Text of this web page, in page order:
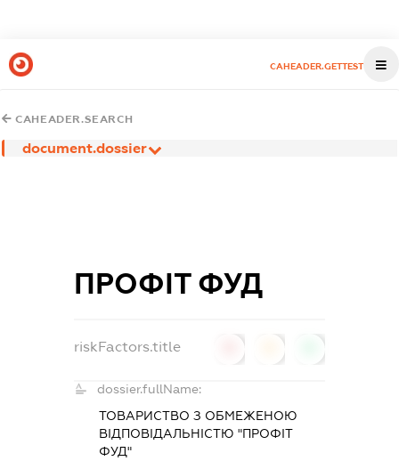
CAHEADER.GETTEST
CAHEADER.SEARCH
document.dossier
ПРОФІТ ФУД
riskFactors.title
dossier.fullName:
ТОВАРИСТВО З ОБМЕЖЕНОЮ
ВІДПОВІДАЛЬНІСТЮ "ПРОФІТ
ФУД"